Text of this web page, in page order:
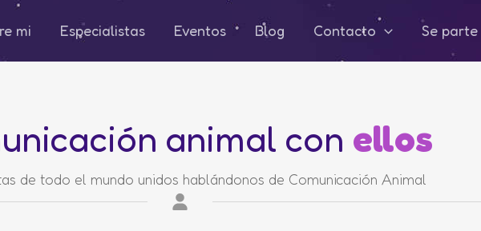
mi Especialistas Eventos Blog Contacto Se parte
animal con ellos
de todo el mundo unidos hablándonos de Comunicación Animal